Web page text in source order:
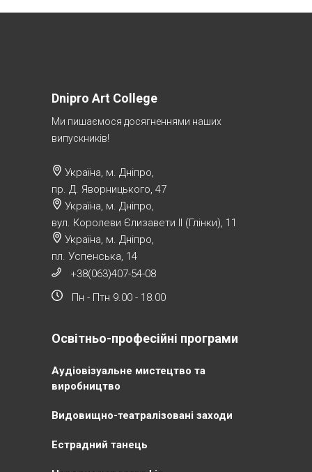
Dnipro Art College
Ми пишаємося досягненнями наших
випускників!
Україна, м. Дніпро,
пр. Д. Яворницького, 47
Україна, м. Дніпро,
вул. Королеви Єлизавети ІІ (Глінки), 11
Україна, м. Дніпро,
пл. Успенська, 14
+38(063)407-54-08
Пн - Птн 9.00 - 18.00
Освітньо-професійні програми
Аудіовізуальне мистецтво та
виробництво
Видовищно-театралізовані заходи
Естрадний танець